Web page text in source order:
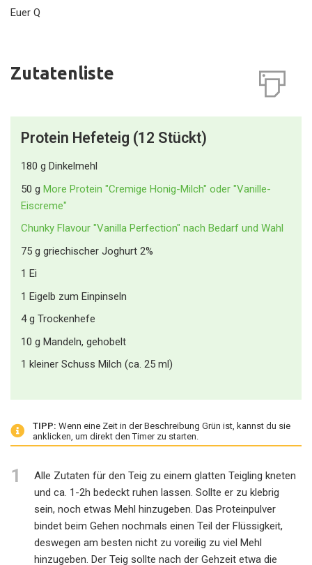
Euer Q
Zutatenliste
Protein Hefeteig (12 Stückt)
180 g Dinkelmehl
50 g More Protein "Cremige Honig-Milch" oder "Vanille-
Eiscreme"
Chunky Flavour "Vanilla Perfection" nach Bedarf und Wahl
75 g griechischer Joghurt 2%
1 Ei
1 Eigelb zum Einpinseln
4 g Trockenhefe
10 g Mandeln, gehobelt
1 kleiner Schuss Milch (ca. 25 ml)
TIPP: Wenn eine Zeit in der Beschreibung Grün ist, kannst du sie
anklicken, um direkt den Timer zu starten.
1
Alle Zutaten für den Teig zu einem glatten Teigling kneten
und ca. 1-2h bedeckt ruhen lassen. Sollte er zu klebrig
sein, noch etwas Mehl hinzugeben. Das Proteinpulver
bindet beim Gehen nochmals einen Teil der Flüssigkeit,
deswegen am besten nicht zu voreilig zu viel Mehl
hinzugeben. Der Teig sollte nach der Gehzeit etwa die